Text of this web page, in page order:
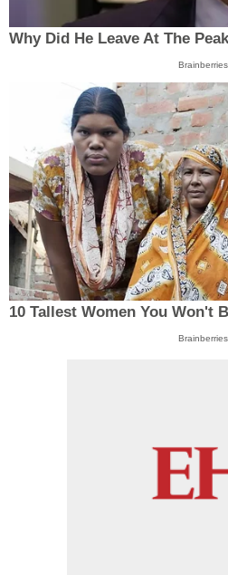
Why Did He Leave At The
Brainberries
10 Tallest Women You Won't
Brainberries